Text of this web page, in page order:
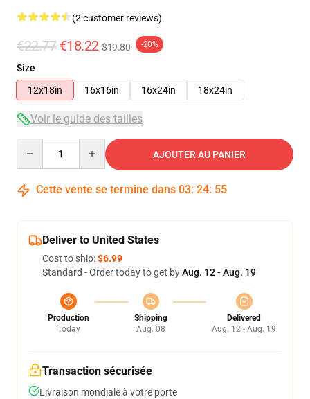
(2 customer reviews)
€22.77 €18.22 $19.80 -20%
Size
12x18in
16x16in 16x24in 18x24in
Voir le guide des tailles
AJOUTER AU PANIER
Cette vente se termine dans 03: 24: 55
Deliver to United States
Cost to ship:$6.99
Standard - Order today to get byAug. 12 - Aug. 19
Production
Today
Shipping
Aug. 08
Delivered
Aug. 12 - Aug. 19
Transaction sécurisée
Livraison mondiale à votre porte